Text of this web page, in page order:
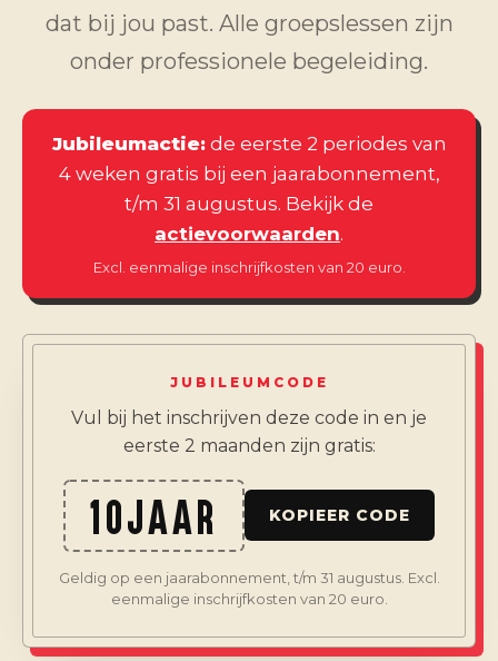
dat bij jou past. Alle groepslessen zijn
onder professionele begeleiding.
Jubileumactie:de eerste 2 periodes van
4 weken gratis bij een jaarabonnement,
t/m 31 augustus. Bekijk de
actievoorwaarden.
Excl. eenmalige inschrijfkosten van 20 euro.
JUBILEUMCODE
Vul bij het inschrijven deze code in en je
eerste 2 maanden zijn gratis:
10JAAR KOPIEER CODE
Geldig op een jaarabonnement, t/m 31 augustus. Excl.
eenmalige inschrijfkosten van 20 euro.